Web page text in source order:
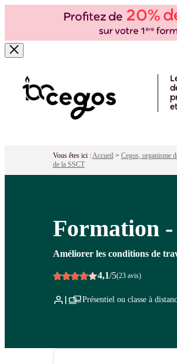
Vous êtes ici :Accueil> Cegos, organisme
de la SSCT
Formation -
Améliorer les conditions de
4,1/5(23 avis)
Présentiel ou classe à
Formation -
Pour qui ? Programme